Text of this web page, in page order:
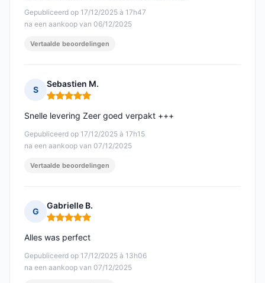
Gepubliceerd op 17/12/2025 à 17h47
na een aankoop van 06/12/2025
Vertaalde beoordelingen
S
Sebastien M.
Opmerking: 5 van 5
Gepubliceerd op 17/12/2025 à 17h15
na een aankoop van 07/12/2025
Snelle levering Zeer goed verpakt +++
Vertaalde beoordelingen
G
Gabrielle B.
Opmerking: 5 van 5
Gepubliceerd op 17/12/2025 à 13h06
na een aankoop van 07/12/2025
Alles was perfect